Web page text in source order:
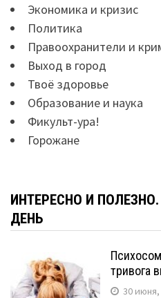
Экономика и кризис
Политика
Правоохранители и
Выход в город
Твоё здоровье
Образование и наука
Фикульт-ура!
Горожане
ИНТЕРЕСНО И
ДЕНЬ
тривога
30 июня,